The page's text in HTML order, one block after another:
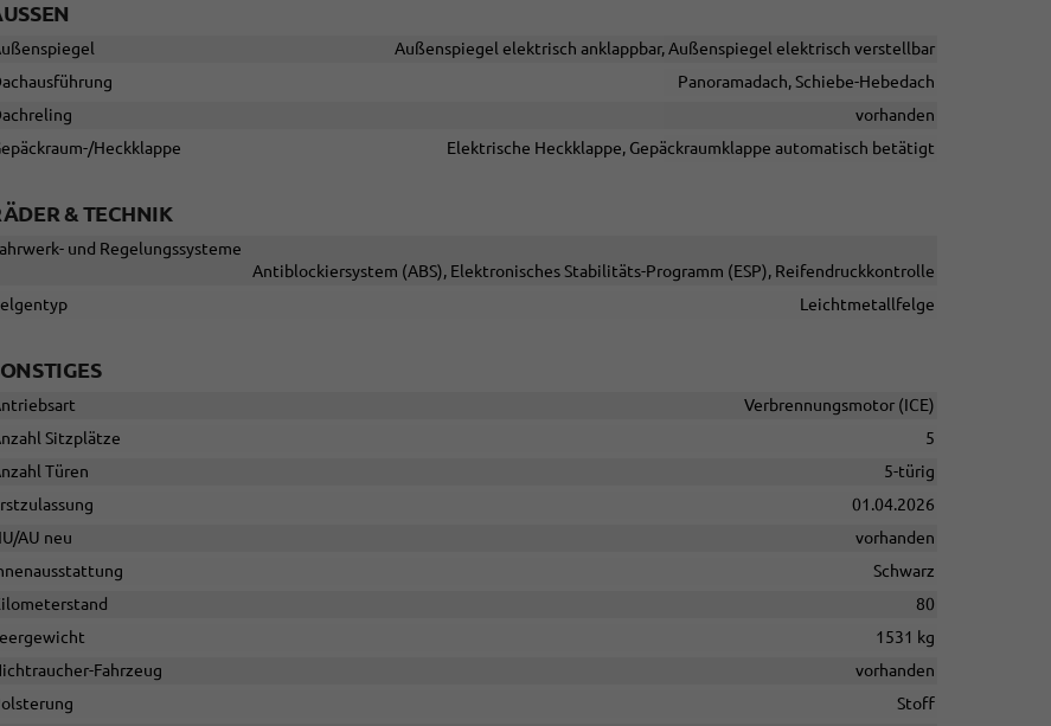
Außenspiegel elektrisch anklappbar, Außenspiegel elektrisch verstellbar
Panoramadach, Schiebe-Hebedach
vorhanden
Heckklappe
Elektrische Heckklappe, Gepäckraumklappe automatisch betätigt
& TECHNIK
und Regelungssysteme
Antiblockiersystem (ABS), Elektronisches Stabilitäts-Programm (ESP), Reifendruckkontrolle
Leichtmetallfelge
Verbrennungsmotor (ICE)
Sitzplätze
5
Türen
5-türig
01.04.2026
AU neu
vorhanden
Schwarz
80
1531 kg
Fahrzeug
vorhanden
Stoff